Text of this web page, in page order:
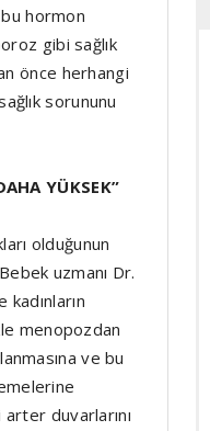
hormon
gibi sağlık
önce herhangi
sorununu
YÜKSEK”
olduğunun
uzmanı Dr.
menopozdan
ve bu
duvarlarını